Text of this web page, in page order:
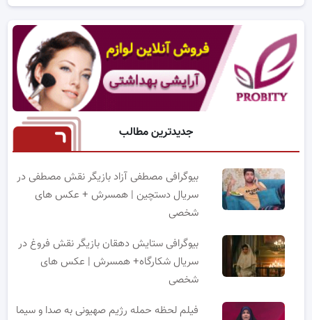
جدیدترین مطالب
بیوگرافی مصطفی آزاد بازیگر نقش مصطفی در
سریال دستچین | همسرش + عکس های
شخصی
بیوگرافی ستایش دهقان بازیگر نقش فروغ در
سریال شکارگاه+ همسرش | عکس های
شخصی
فیلم لحظه حمله رژیم صهیونی به صدا و سیما